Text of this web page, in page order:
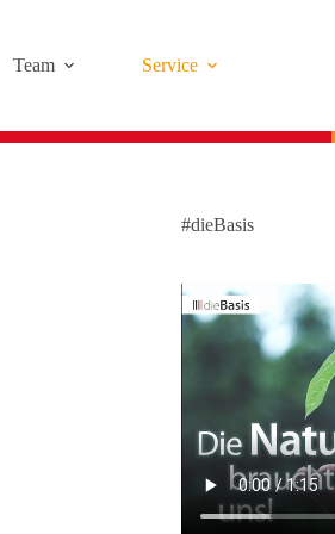
Team Service
#dieBasis